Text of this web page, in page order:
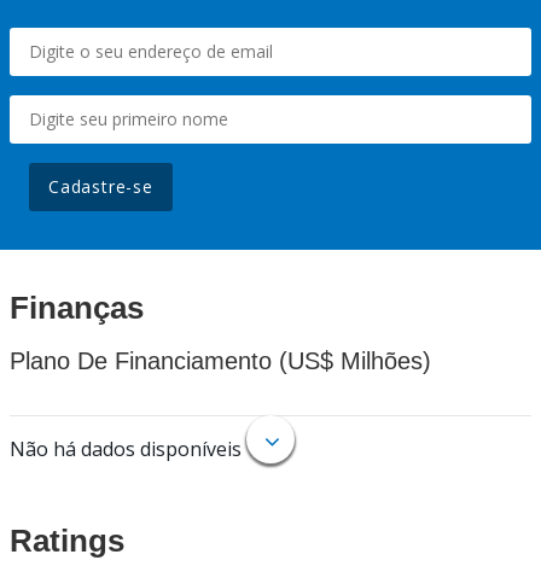
Cadastre-se
Finanças
Plano De Financiamento (US$ Milhões)
Não há dados disponíveis
Ratings